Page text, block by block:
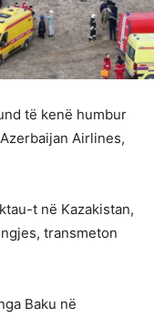
të kenë humbur
Airlines,
t në Kazakistan,
transmeton
Baku në